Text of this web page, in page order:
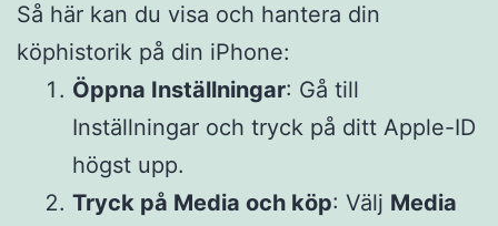
Så här kan du visa och hantera din
köphistorik på din iPhone:
Öppna Inställningar: Gå till
Inställningar och tryck på ditt Apple-ID
högst upp.
Tryck på Media och köp: Välj Media